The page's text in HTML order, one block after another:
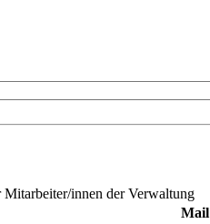
Mitarbeiter/innen der Verwaltung
Mail